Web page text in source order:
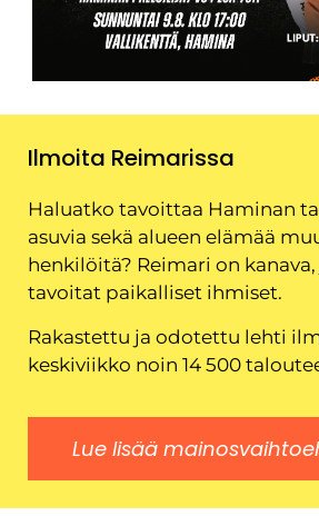
Ilmoita Reimarissa
Haluatko tavoittaa Haminan
asuvia sekä alueen elämää
henkilöitä? Reimari on
tavoitat paikalliset ihmiset.
Rakastettu ja odotettu lehti
keskiviikko noin 14 500
Lue lisää